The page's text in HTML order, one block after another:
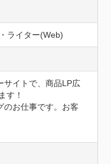
ライター(Web)
サイトで、商品LP広
す！
のお仕事です。お客